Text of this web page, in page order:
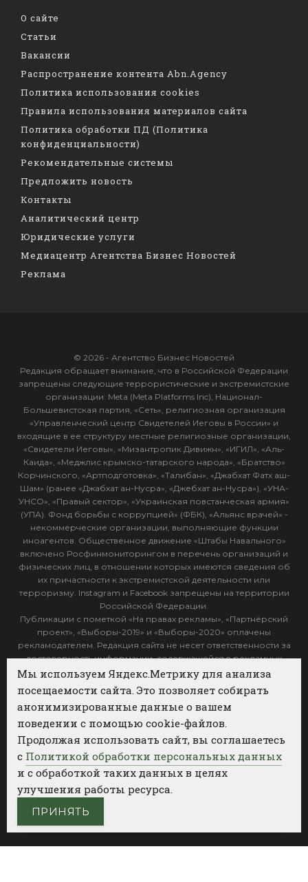
О сайте
Статьи
Вакансии
Распространение контента Abn.Agency
Политика использования cookies
Правила использования материалов сайта
Политика обработки ПД (Политика
конфиденциальности)
Рекомендательные системы
Предложить новость
Контакты
Аналитический центр
Юридические услуги
Медиацентр Агентства Бизнес Новостей
Реклама
© 2026 - Агентство Бизнес Новостей
Редакция обращает внимание, что в Российской Федерации
запрещены следующие террористические и экстремистские
организации: Meta (Meta Platforms Inc), Национал-
Большевистская партия, «Сеть», религиозная организация
«Управленческий центр Свидетелей Иеговы в России» и
входящие в ее структуру местные религиозные организации,
«Свидетели Иеговы», «Мизантропик Дивижн», «ИГИЛ», «Аль-
Каида», «Меджлис крымско-татарского народа», «Братство»
Корчинского, «Артподготовка», «Талибан», «Джабхат Фатх аш-
Шам» (ранее «Джабхат ан-Нусра», «Джебхат ан-Нусра»), «УНА-
УНСО», «Правый сектор», «Украинская повстанческая армия»
(УПА). Фонд борьбы с коррупцией» (ФБК), «Альянс врачей» -
некоммерческие организации, выполняющие функции
иноагентов. Общественное движение «Штабы Навального»
включено Росфинмониторингом в перечень организаций и
физических лиц, в отношении которых имеются сведения об
их причастности к экстремистской деятельности или
терроризму. Instagram и Facebook запрещены на территории
Российской Федерации.
Публикации с пометкой «На правах рекламы», «Партнёрский
проект», «Выборы-2019» и «Выборы-2020» оплачены
рекламодателем. Редакция сайта не несет ответственности за
достоверность информации, содержащейся в рекламных
объявлениях.
ФОТОБАНК АГЕНТСТВА БИЗНЕС НОВОСТЕЙ
РЕГИОНЫ ПОЛИТИКА ОБЩЕСТВО
Мы используем Яндекс.Метрику для анализа
посещаемости сайта. Это позволяет собирать
анонимизированные данные о вашем
поведении с помощью cookie-файлов.
Продолжая использовать сайт, вы соглашаетесь
с Политикой обработки персональных данных
и с обработкой таких данных в целях
улучшения работы ресурса.
ПРИНЯТЬ